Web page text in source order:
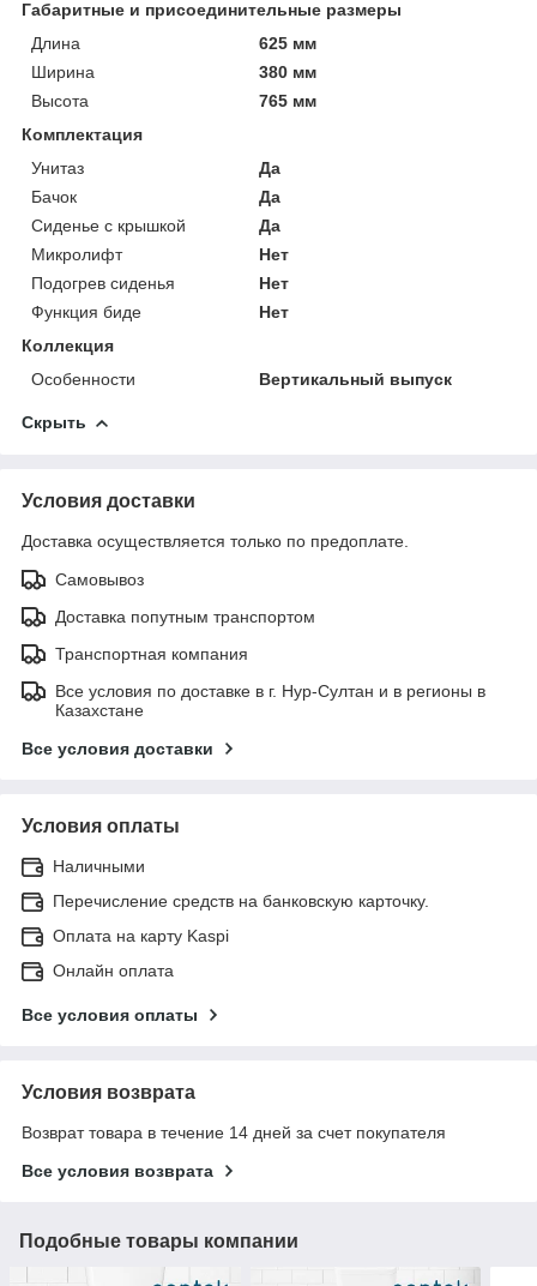
Габаритные и присоединительные размеры
Длина
625 мм
Ширина
380 мм
Высота
765 мм
Комплектация
Унитаз
Да
Бачок
Да
Сиденье с крышкой
Да
Микролифт
Нет
Подогрев сиденья
Нет
Функция биде
Нет
Коллекция
Особенности
Вертикальный выпуск
Скрыть
Условия доставки
Доставка осуществляется только по предоплате.
Самовывоз
Доставка попутным транспортом
Транспортная компания
Все условия по доставке в г. Нур-Султан и в регионы в
Казахстане
Все условия доставки
Условия оплаты
Наличными
Перечисление средств на банковскую карточку.
Оплата на карту Kaspi
Онлайн оплата
Все условия оплаты
Условия возврата
Возврат товара в течение 14 дней за счет покупателя
Все условия возврата
Подобные товары компании